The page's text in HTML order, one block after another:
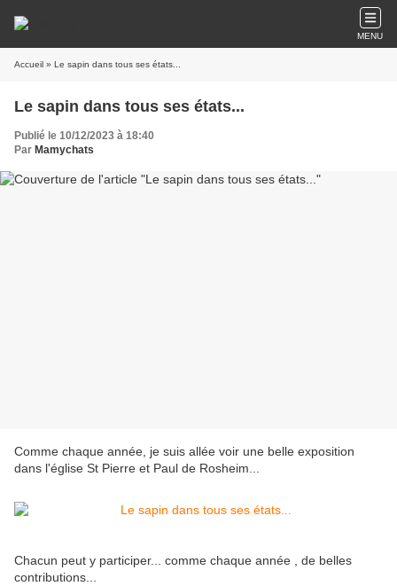
MENU
Accueil » Le sapin dans tous ses états...
Le sapin dans tous ses états...
Publié le 10/12/2023 à 18:40
Par Mamychats
Comme chaque année, je suis allée voir une belle exposition
dans l'église St Pierre et Paul de Rosheim...
Chacun peut y participer... comme chaque année , de belles
contributions...